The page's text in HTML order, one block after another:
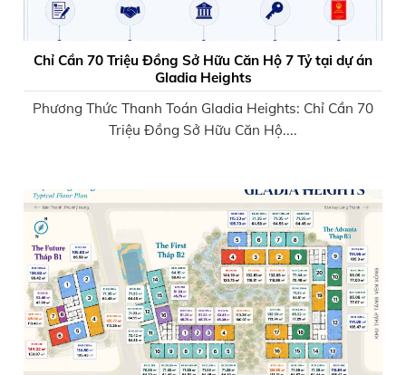
Chỉ Cần 70 Triệu Đồng Sở Hữu Căn Hộ 7 Tỷ tại dự án
Gladia Heights
Phương Thức Thanh Toán Gladia Heights: Chỉ Cần 70
Triệu Đồng Sở Hữu Căn Hộ....